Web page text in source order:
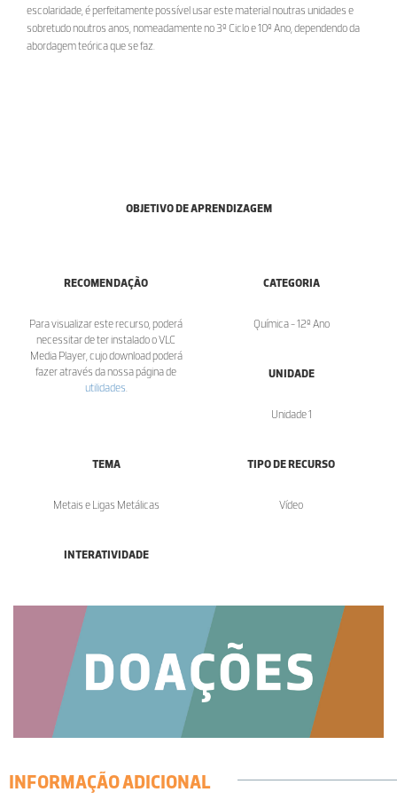
escolaridade, é perfeitamente possível usar este material noutras unidades e
sobretudo noutros anos, nomeadamente no 3º Ciclo e 10º Ano, dependendo da
abordagem teórica que se faz.
OBJETIVO DE APRENDIZAGEM
RECOMENDAÇÃO
Para visualizar este recurso, poderá
necessitar de ter instalado o VLC
Media Player, cujo download poderá
fazer através da nossa página de
utilidades
CATEGORIA
Química - 12º Ano
UNIDADE
Unidade 1
TEMA
Metais e Ligas Metálicas
TIPO DE RECURSO
Vídeo
INTERATIVIDADE
INFORMAÇÃO ADICIONAL